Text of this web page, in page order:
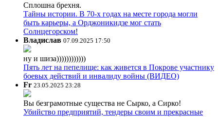
Сплошна брехня.
Тайны истории. В 70-х годах на месте города могли
быть карьеры, а Орджоникидзе мог стать
Солнцегорском!
Владислав 07.09.2025 17:50
ну и шиза))))))))))))
Пять лет на пепелище: как живется в Покрове участнику
боевых действий и инвалиду войны (ВИДЕО)
Fr 23.05.2025 23:28
Вы безграмотные существа не Сырко, а Сирко!
Убийство предприятий, тендеры своим и прекрасные